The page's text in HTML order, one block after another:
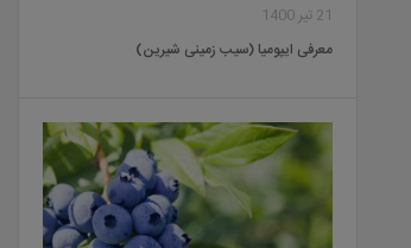
21 تیر 1400
معرفی ایپومیا (سیب زمینی شیرین)